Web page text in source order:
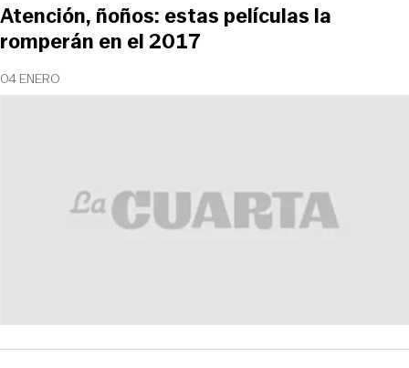
04 ENERO
Atención, ñoños: estas películas la
romperán en el 2017